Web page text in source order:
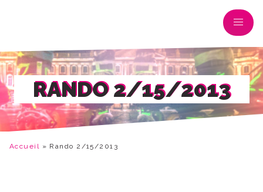
RANDO 2/15/2013
Accueil » Rando 2/15/2013